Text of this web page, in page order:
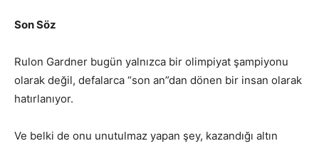
Son Söz
Rulon Gardner bugün yalnızca bir olimpiyat şampiyonu
olarak değil, defalarca “son an”dan dönen bir insan olarak
hatırlanıyor.
Ve belki de onu unutulmaz yapan şey, kazandığı altın